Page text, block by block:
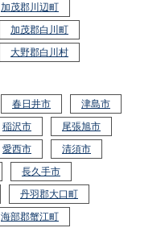
加茂郡川辺町
加茂郡白川町
大野郡白川村
春日井市
津島市
稲沢市
尾張旭市
愛西市
清須市
長久手市
丹羽郡大口町
海部郡蟹江町